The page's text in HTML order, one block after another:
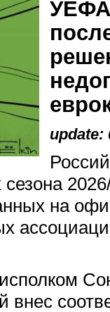
УЕФА
update:
на
внес